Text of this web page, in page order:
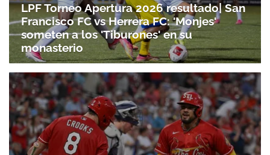
ACEPTAR
LPF Torneo Apertura 2026 resultado| San
Francisco FC vs Herrera FC: 'Monjes'
someten a los 'Tiburones' en su
monasterio